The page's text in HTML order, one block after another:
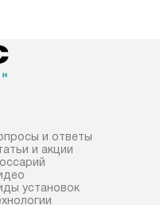
и ответы
и акции
установок